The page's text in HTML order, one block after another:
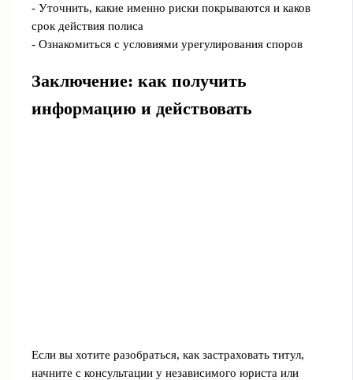
- Уточнить, какие именно риски покрываются и каков
срок действия полиса
- Ознакомиться с условиями урегулирования споров
Заключение: как получить
информацию и действовать
Если вы хотите разобраться, как застраховать титул,
начните с консультации у независимого юриста или